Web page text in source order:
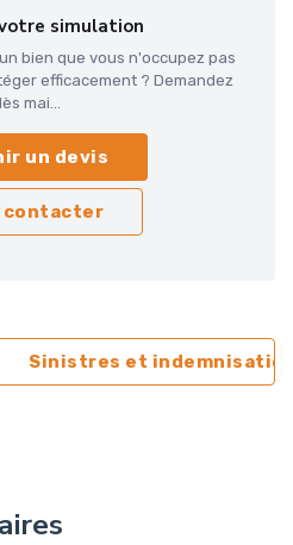
simulation
bien que vous n'occupez pas
efficacement ? Demandez
mai...
un devis
contacter
Sinistres et